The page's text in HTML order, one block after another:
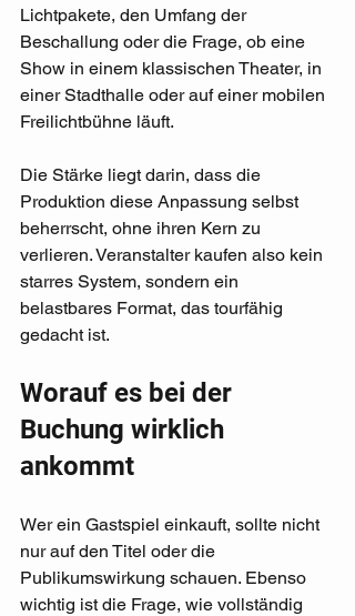
Lichtpakete, den Umfang der
Beschallung oder die Frage, ob eine
Show in einem klassischen Theater, in
einer Stadthalle oder auf einer mobilen
Freilichtbühne läuft.
Die Stärke liegt darin, dass die
Produktion diese Anpassung selbst
beherrscht, ohne ihren Kern zu
verlieren. Veranstalter kaufen also kein
starres System, sondern ein
belastbares Format, das tourfähig
gedacht ist.
Worauf es bei der
Buchung wirklich
ankommt
Wer ein Gastspiel einkauft, sollte nicht
nur auf den Titel oder die
Publikumswirkung schauen. Ebenso
wichtig ist die Frage, wie vollständig